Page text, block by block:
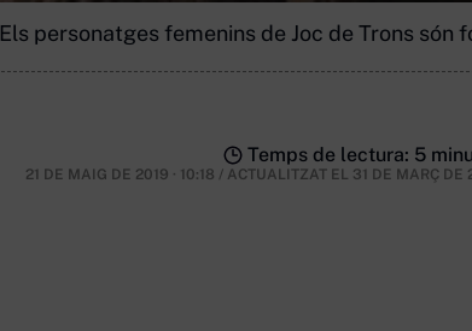
Els personatges femenins de Joc de Trons són
Temps de lectura: 5
21 DE MAIG DE 2019 · 10:18 / ACTUALITZAT EL 31 DE MARÇ DE